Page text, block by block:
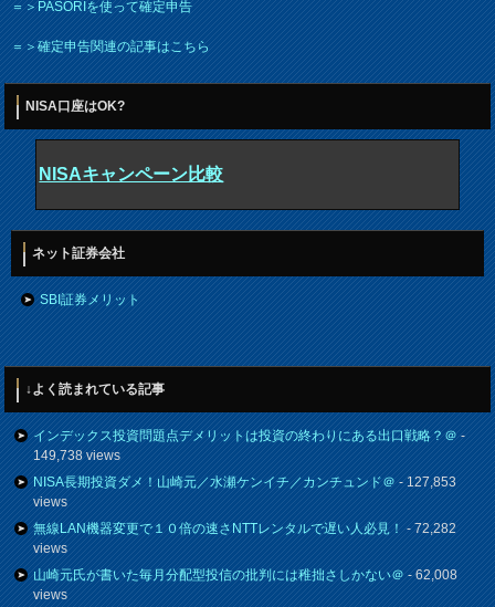
＝＞PASORIを使って確定申告
＝＞確定申告関連の記事はこちら
NISA口座はOK?
NISAキャンペーン比較
ネット証券会社
SBI証券メリット
↓よく読まれている記事
インデックス投資問題点デメリットは投資の終わりにある出口戦略？＠-
149,738 views
NISA長期投資ダメ！山崎元／水瀬ケンイチ／カンチュンド＠- 127,853
views
無線LAN機器変更で１０倍の速さNTTレンタルで遅い人必見！- 72,282
views
山崎元氏が書いた毎月分配型投信の批判には稚拙さしかない＠- 62,008
views